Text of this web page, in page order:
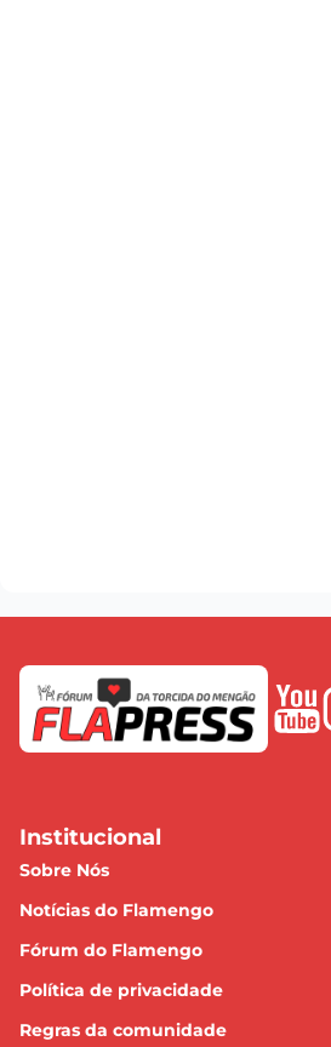
Institucional
Sobre Nós
Notícias do Flamengo
Fórum do Flamengo
Política de privacidade
Regras da comunidade